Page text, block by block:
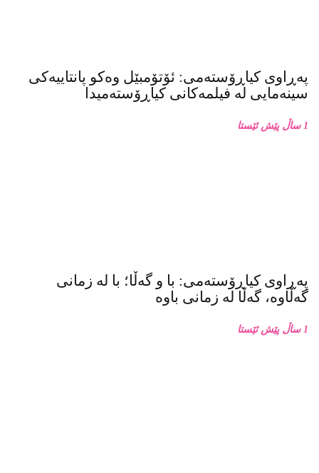
پەڕاوی کیاڕۆستەمی: ئۆتۆمبێل وەکو پانتاییەکی
سینەمایی لە فیلمەکانی کیاڕۆستەمیدا
1 ساڵ پێش ئێستا
پەڕاوی کیاڕۆستەمی: با و گەڵا؛ با لە زمانی
گەڵاوە، گەڵا لە زمانی باوە
1 ساڵ پێش ئێستا